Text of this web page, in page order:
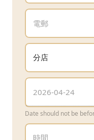
Date should not be